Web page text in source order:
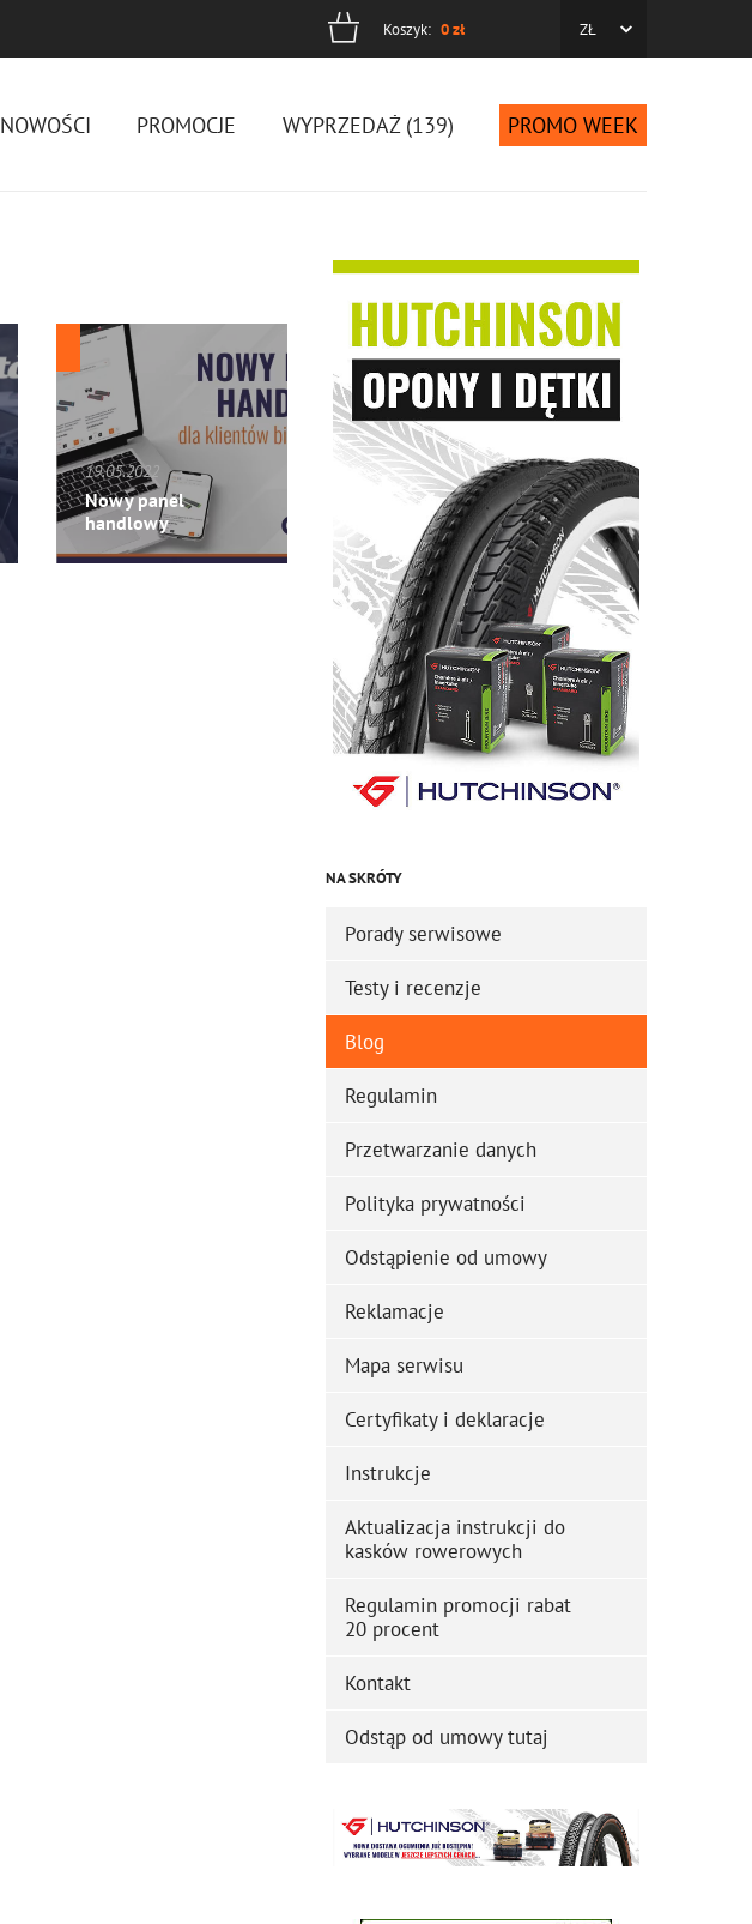
Koszyk: 0zł ZŁ
Menu nawigacyjne
NOWOŚCI PROMOCJE WYPRZEDAŻ (139) PROMO WEEK
19.05.2022
Nowy panel
handlowy
NA SKRÓTY
Porady serwisowe
Testy i recenzje
Blog
Regulamin
Przetwarzanie danych
Polityka prywatności
Odstąpienie od umowy
Reklamacje
Mapa serwisu
Certyfikaty i deklaracje
Instrukcje
Aktualizacja instrukcji do
kasków rowerowych
Regulamin promocji rabat
20 procent
Kontakt
Odstąp od umowy tutaj